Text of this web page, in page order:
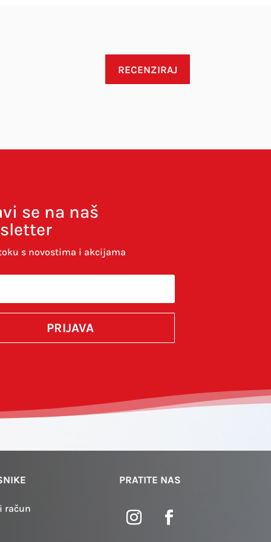
RECENZIRAJ
se na naš
s novostima i akcijama
PRIJAVA
račun
PRATITE NAS